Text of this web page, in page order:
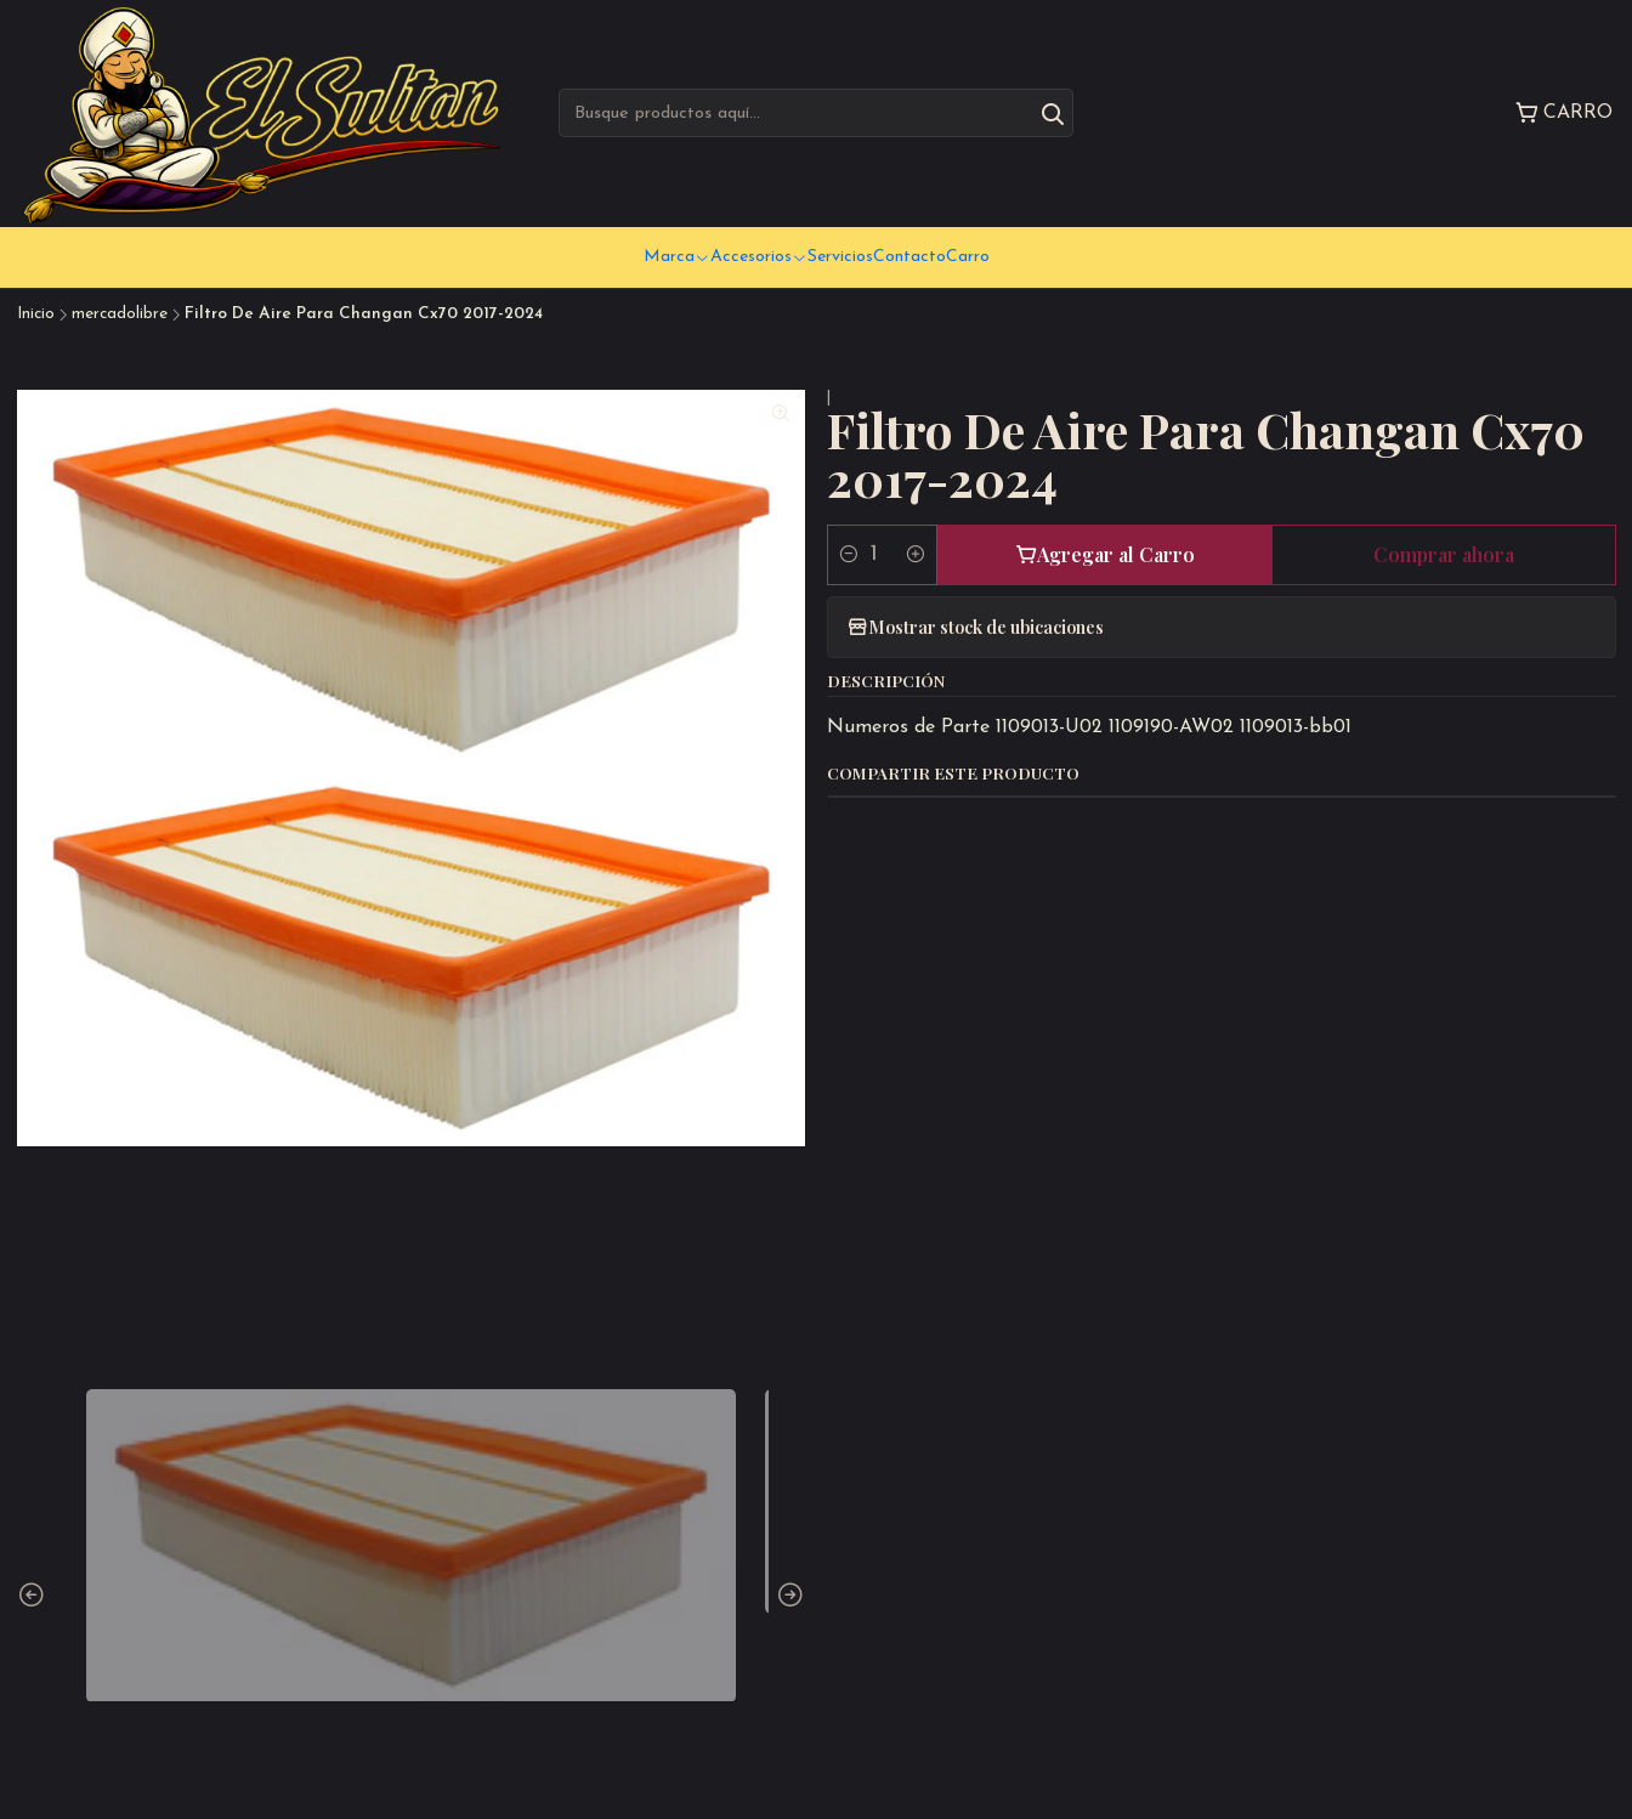
CARRO
Marca Accesorios ServiciosContactoCarro
Inicio mercadolibre Filtro De Aire Para Changan Cx70 2017-2024
Filtro De Aire Para Changan Cx70
2017-2024
Cantidad
Agregar al Carro Comprar ahora
Mostrar stock de ubicaciones
DESCRIPCIÓN
Numeros de Parte 1109013-U02 1109190-AW02 1109013-bb01
COMPARTIR ESTE PRODUCTO